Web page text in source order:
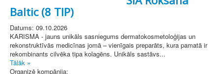
Baltic (8 TIP)
Datums: 09.10.2026
KARISMA - jauns unikāls sasniegums dermatokosmetoloģijas un
rekonstruktīvās medicīnas jomā – vienīgais preparāts, kura pamatā ir
rekombinants cilvēka tipa kolagēns. Unikāls sastāvs...
Tālāk »
Organizē kompānija: